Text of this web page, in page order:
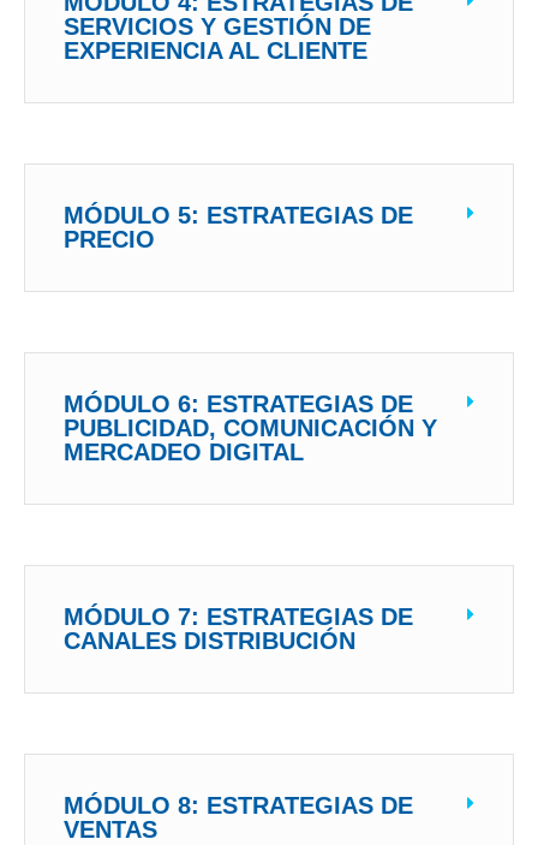
SERVICIOS Y GESTIÓN DE
EXPERIENCIA AL CLIENTE
MÓDULO 5: ESTRATEGIAS DE
PRECIO
MÓDULO 6: ESTRATEGIAS DE
PUBLICIDAD, COMUNICACIÓN Y
MERCADEO DIGITAL
MÓDULO 7: ESTRATEGIAS DE
CANALES DISTRIBUCIÓN
MÓDULO 8: ESTRATEGIAS DE
VENTAS